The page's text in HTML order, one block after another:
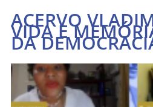
ACERVO
VIDA E
DA